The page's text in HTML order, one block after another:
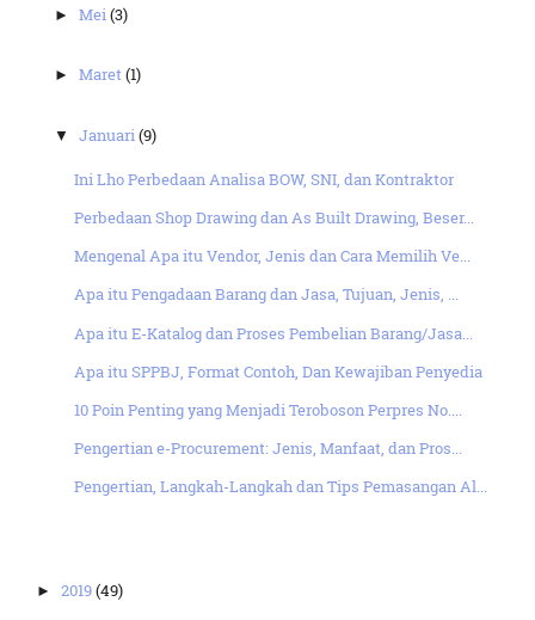
►Mei(3)
►Maret(1)
▼Januari(9)
Ini Lho Perbedaan Analisa BOW, SNI, dan Kontraktor
Perbedaan Shop Drawing dan As Built Drawing, Beser...
Mengenal Apa itu Vendor, Jenis dan Cara Memilih Ve...
Apa itu Pengadaan Barang dan Jasa, Tujuan, Jenis, ...
Apa itu E-Katalog dan Proses Pembelian Barang/Jasa...
Apa itu SPPBJ, Format Contoh, Dan Kewajiban Penyedia
10 Poin Penting yang Menjadi Teroboson Perpres No....
Pengertian e-Procurement: Jenis, Manfaat, dan Pros...
Pengertian, Langkah-Langkah dan Tips Pemasangan Al...
► 2019(49)